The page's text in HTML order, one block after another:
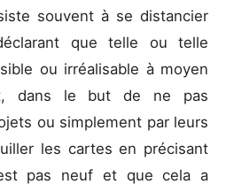
souvent à se distancier
que telle ou telle
ou irréalisable à moyen
dans le but de ne pas
ou simplement par leurs
les cartes en précisant
pas neuf et que cela a